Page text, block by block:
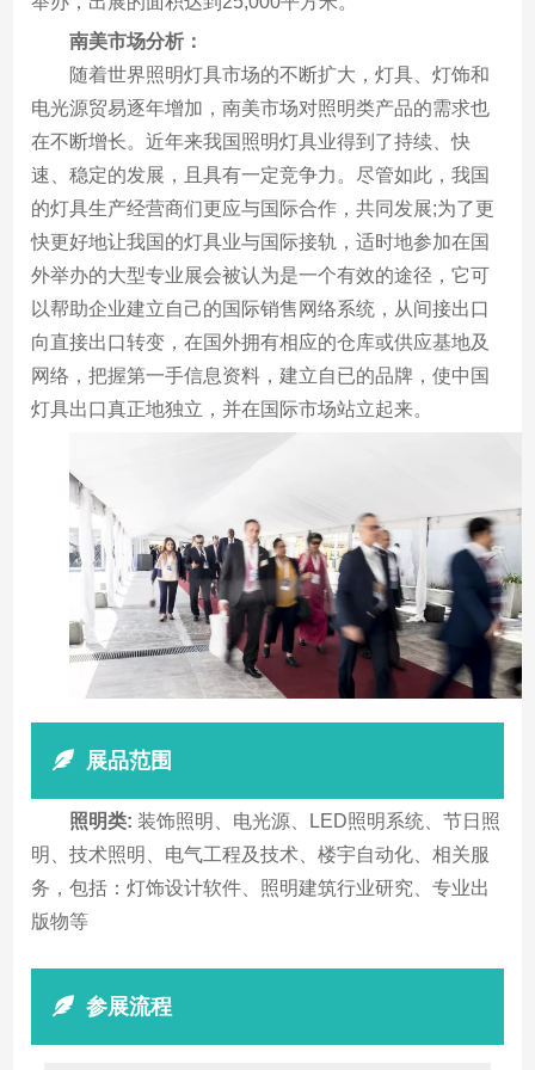
南美市场分析：
随着世界照明灯具市场的不断扩大，灯具、灯饰和
电光源贸易逐年增加，南美市场对照明类产品的需求也
在不断增长。近年来我国照明灯具业得到了持续、快
速、稳定的发展，且具有一定竞争力。尽管如此，我国
的灯具生产经营商们更应与国际合作，共同发展;为了更
快更好地让我国的灯具业与国际接轨，适时地参加在国
外举办的大型专业展会被认为是一个有效的途径，它可
以帮助企业建立自己的国际销售网络系统，从间接出口
向直接出口转变，在国外拥有相应的仓库或供应基地及
网络，把握第一手信息资料，建立自已的品牌，使中国
灯具出口真正地独立，并在国际市场站立起来。
展品范围
照明类: 装饰照明、电光源、LED照明系统、节日照
明、技术照明、电气工程及技术、楼宇自动化、相关服
务，包括：灯饰设计软件、照明建筑行业研究、专业出
版物等
参展流程